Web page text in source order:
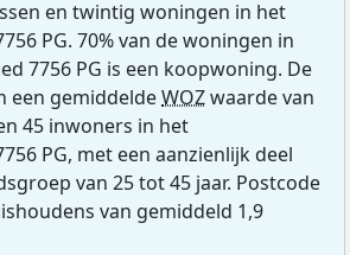
en twintig woningen in het
PG. 70% van de woningen in
7756 PG is een koopwoning. De
een gemiddeldeWOZwaarde van
45 inwoners in het
PG, met een aanzienlijk deel
van 25 tot 45 jaar. Postcode
van gemiddeld 1,9